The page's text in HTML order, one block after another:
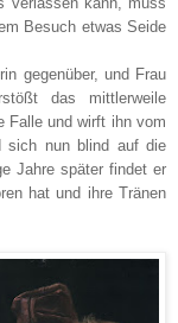
Besuch etwas Seide
gegenüber, und Frau
das mittlerweile
Falle und wirft ihn vom
sich nun blind auf die
Jahre später findet er
hat und ihre Tränen